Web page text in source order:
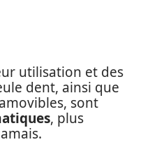
utilisation et des
dent, ainsi que
sont
, plus